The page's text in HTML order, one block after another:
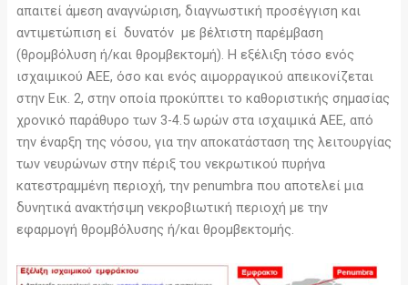
απαιτεί άμεση αναγνώριση, διαγνωστική προσέγγιση και
αντιμετώπιση εί δυνατόν με βέλτιστη παρέμβαση
(θρομβόλυση ή/και θρομβεκτομή). Η εξέλιξη τόσο ενός
ισχαιμικού ΑΕΕ, όσο και ενός αιμορραγικού απεικονίζεται
στην Εικ. 2, στην οποία προκύπτει το καθοριστικής σημασίας
χρονικό παράθυρο των 3-4.5 ωρών στα ισχαιμικά ΑΕΕ, από
την έναρξη της νόσου, για την αποκατάσταση της λειτουργίας
των νευρώνων στην πέριξ του νεκρωτικού πυρήνα
κατεστραμμένη περιοχή, την penumbra που αποτελεί μια
δυνητικά ανακτήσιμη νεκροβιωτική περιοχή με την
εφαρμογή θρομβόλυσης ή/και θρομβεκτομής.